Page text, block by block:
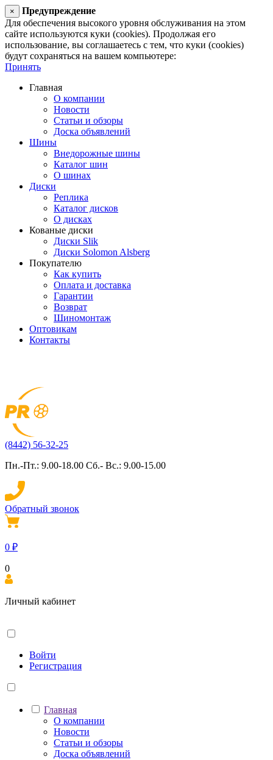
×
Предупреждение
Для обеспечения высокого уровня обслуживания на этом
сайте используются куки (cookies). Продолжая его
использование, вы соглашаетесь с тем, что куки (cookies)
будут сохраняться на вашем компьютере:
Принять
Главная
О компании
Новости
Статьи и обзоры
Доска объявлений
Шины
Внедорожные шины
Каталог шин
О шинах
Диски
Реплика
Каталог дисков
О дисках
Кованые диски
Диски Slik
Диски Solomon Alsberg
Покупателю
Как купить
Оплата и доставка
Гарантии
Возврат
Шиномонтаж
Оптовикам
Контакты
(8442) 56-32-25
Пн.-Пт.: 9.00-18.00 Сб.- Вс.: 9.00-15.00
Обратный звонок
0 ₽
0
Личный кабинет
Войти
Регистрация
Главная
О компании
Новости
Статьи и обзоры
Доска объявлений